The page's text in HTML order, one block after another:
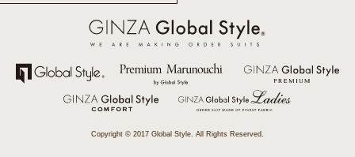
Copyright © 2017 Global Style. All Rights Reserved.